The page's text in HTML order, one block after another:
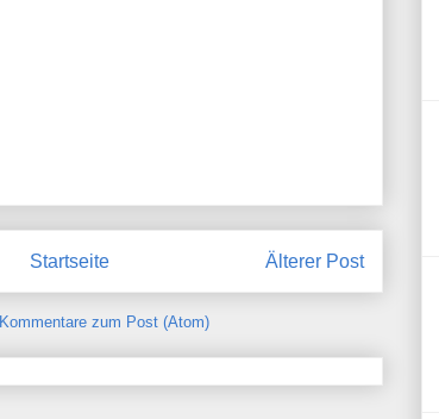
Älterer Post
Startseite
Kommentare zum Post (Atom)